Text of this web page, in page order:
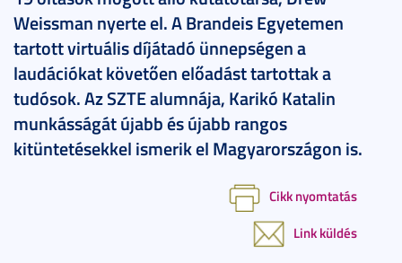
Weissman nyerte el. A Brandeis Egyetemen
tartott virtuális díjátadó ünnepségen a
laudációkat követően előadást tartottak a
tudósok. Az SZTE alumnája, Karikó Katalin
munkásságát újabb és újabb rangos
kitüntetésekkel ismerik el Magyarországon is.
Cikk nyomtatás
Link küldés